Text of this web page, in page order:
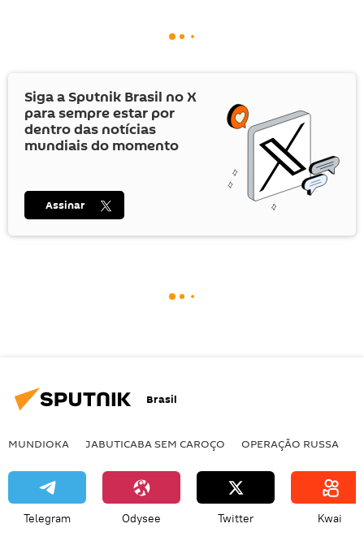
Siga a Sputnik Brasil noX
para sempre estar por
dentro das notícias
mundiais do momento
Assinar
Brasil
MUNDIOKA JABUTICABA SEM CAROÇO OPERAÇÃO RUSSA
Telegram Odysee Twitter Kwai